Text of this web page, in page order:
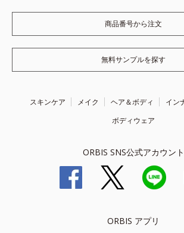
商品番号から注文
無料サンプルを探す
スキンケア メイク ヘア＆ボディ
イン
ボディウェア
ORBIS SNS公式アカウント
ORBIS アプリ